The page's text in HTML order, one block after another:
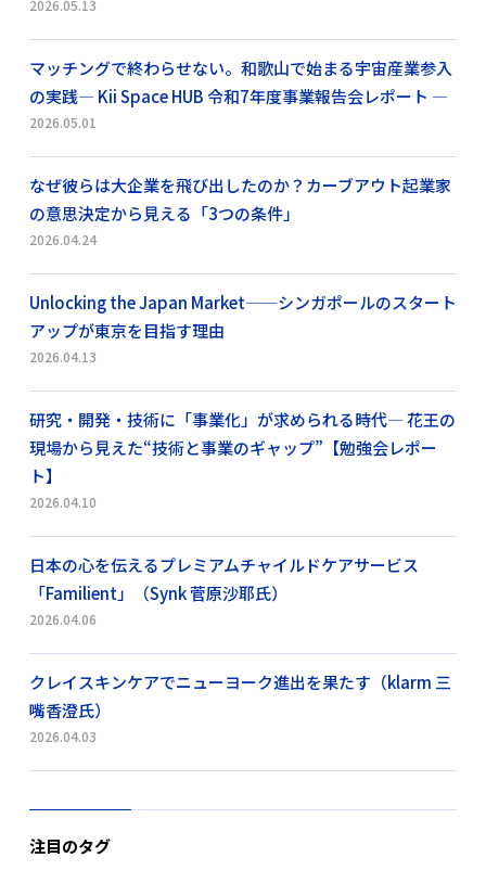
2026.05.13
マッチングで終わらせない。和歌山で始まる宇宙産業参入
の実践― Kii Space HUB 令和7年度事業報告会レポート ―
2026.05.01
なぜ彼らは大企業を飛び出したのか？カーブアウト起業家
の意思決定から見える「3つの条件」
2026.04.24
Unlocking the Japan Market——シンガポールのスタート
アップが東京を目指す理由
2026.04.13
研究・開発・技術に「事業化」が求められる時代― 花王の
現場から見えた“技術と事業のギャップ”【勉強会レポー
ト】
2026.04.10
日本の心を伝えるプレミアムチャイルドケアサービス
「Familient」（Synk 菅原沙耶氏）
2026.04.06
クレイスキンケアでニューヨーク進出を果たす（klarm 三
嘴香澄氏）
2026.04.03
注目のタグ